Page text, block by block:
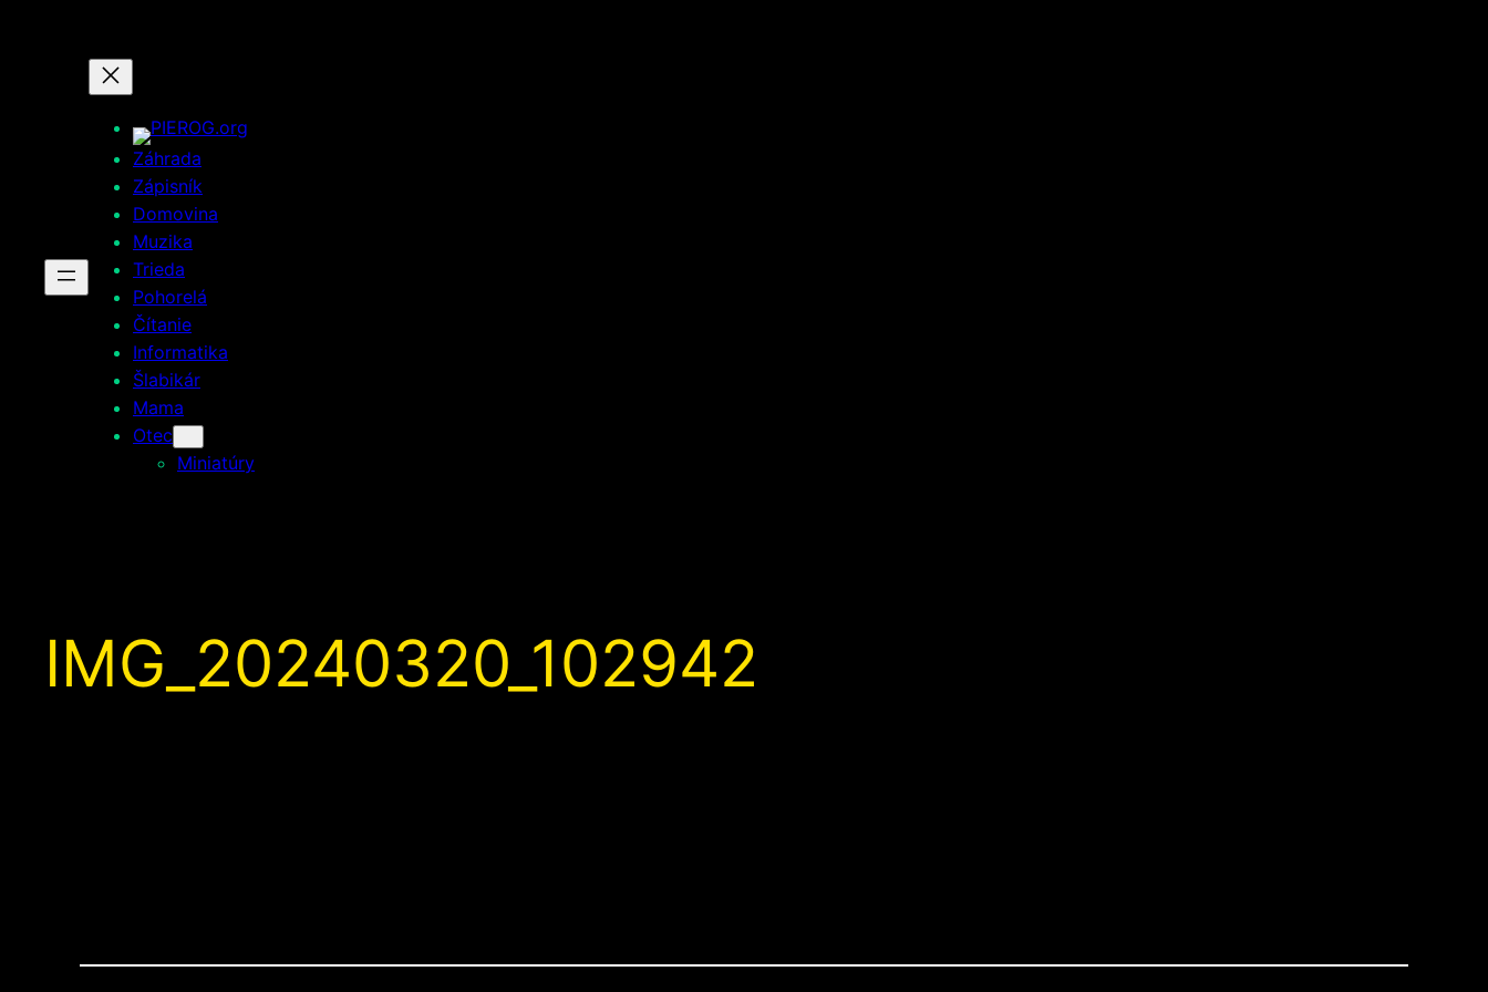
Záhrada
Zápisník
Domovina
Muzika
Trieda
Pohorelá
Čítanie
Informatika
Šlabikár
Mama
Otec
Miniatúry
IMG_20240320_102942